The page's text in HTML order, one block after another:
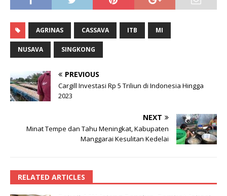
AGRINAS CASSAVA ITB MI
NUSAVA SINGKONG
PREVIOUS
Cargill Investasi Rp 5 Triliun di Indonesia Hingga
2023
NEXT
Minat Tempe dan Tahu Meningkat, Kabupaten
Manggarai Kesulitan Kedelai
RELATED ARTICLES